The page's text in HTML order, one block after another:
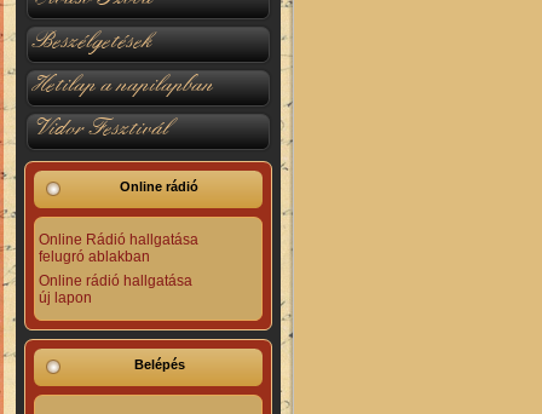
Beszélgetések
Hetilap a napilapban
Vidor Fesztivál
Online rádió
Online Rádió hallgatása
felugró ablakban
Online rádió hallgatása
új lapon
Belépés